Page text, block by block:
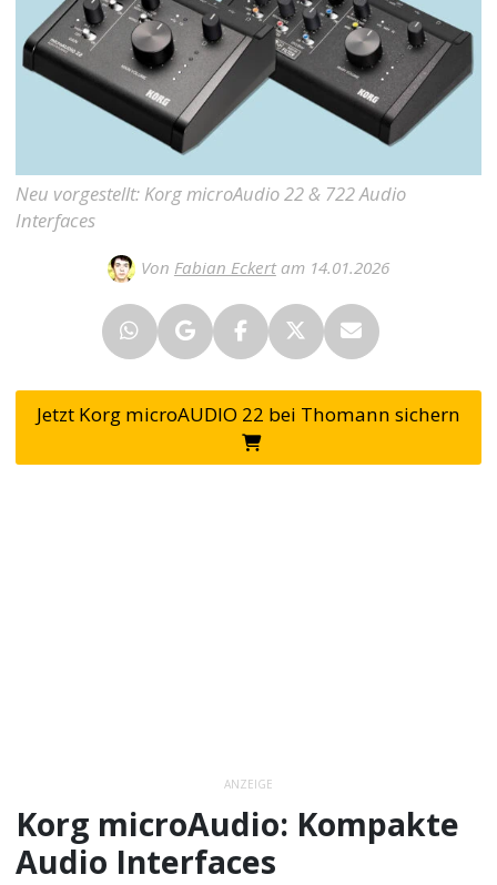
Neu vorgestellt: Korg microAudio 22 & 722 Audio
Interfaces
Von Fabian Eckert am 14.01.2026
Jetzt Korg microAUDIO 22 bei Thomann sichern
ANZEIGE
Korg microAudio: Kompakte
Audio Interfaces